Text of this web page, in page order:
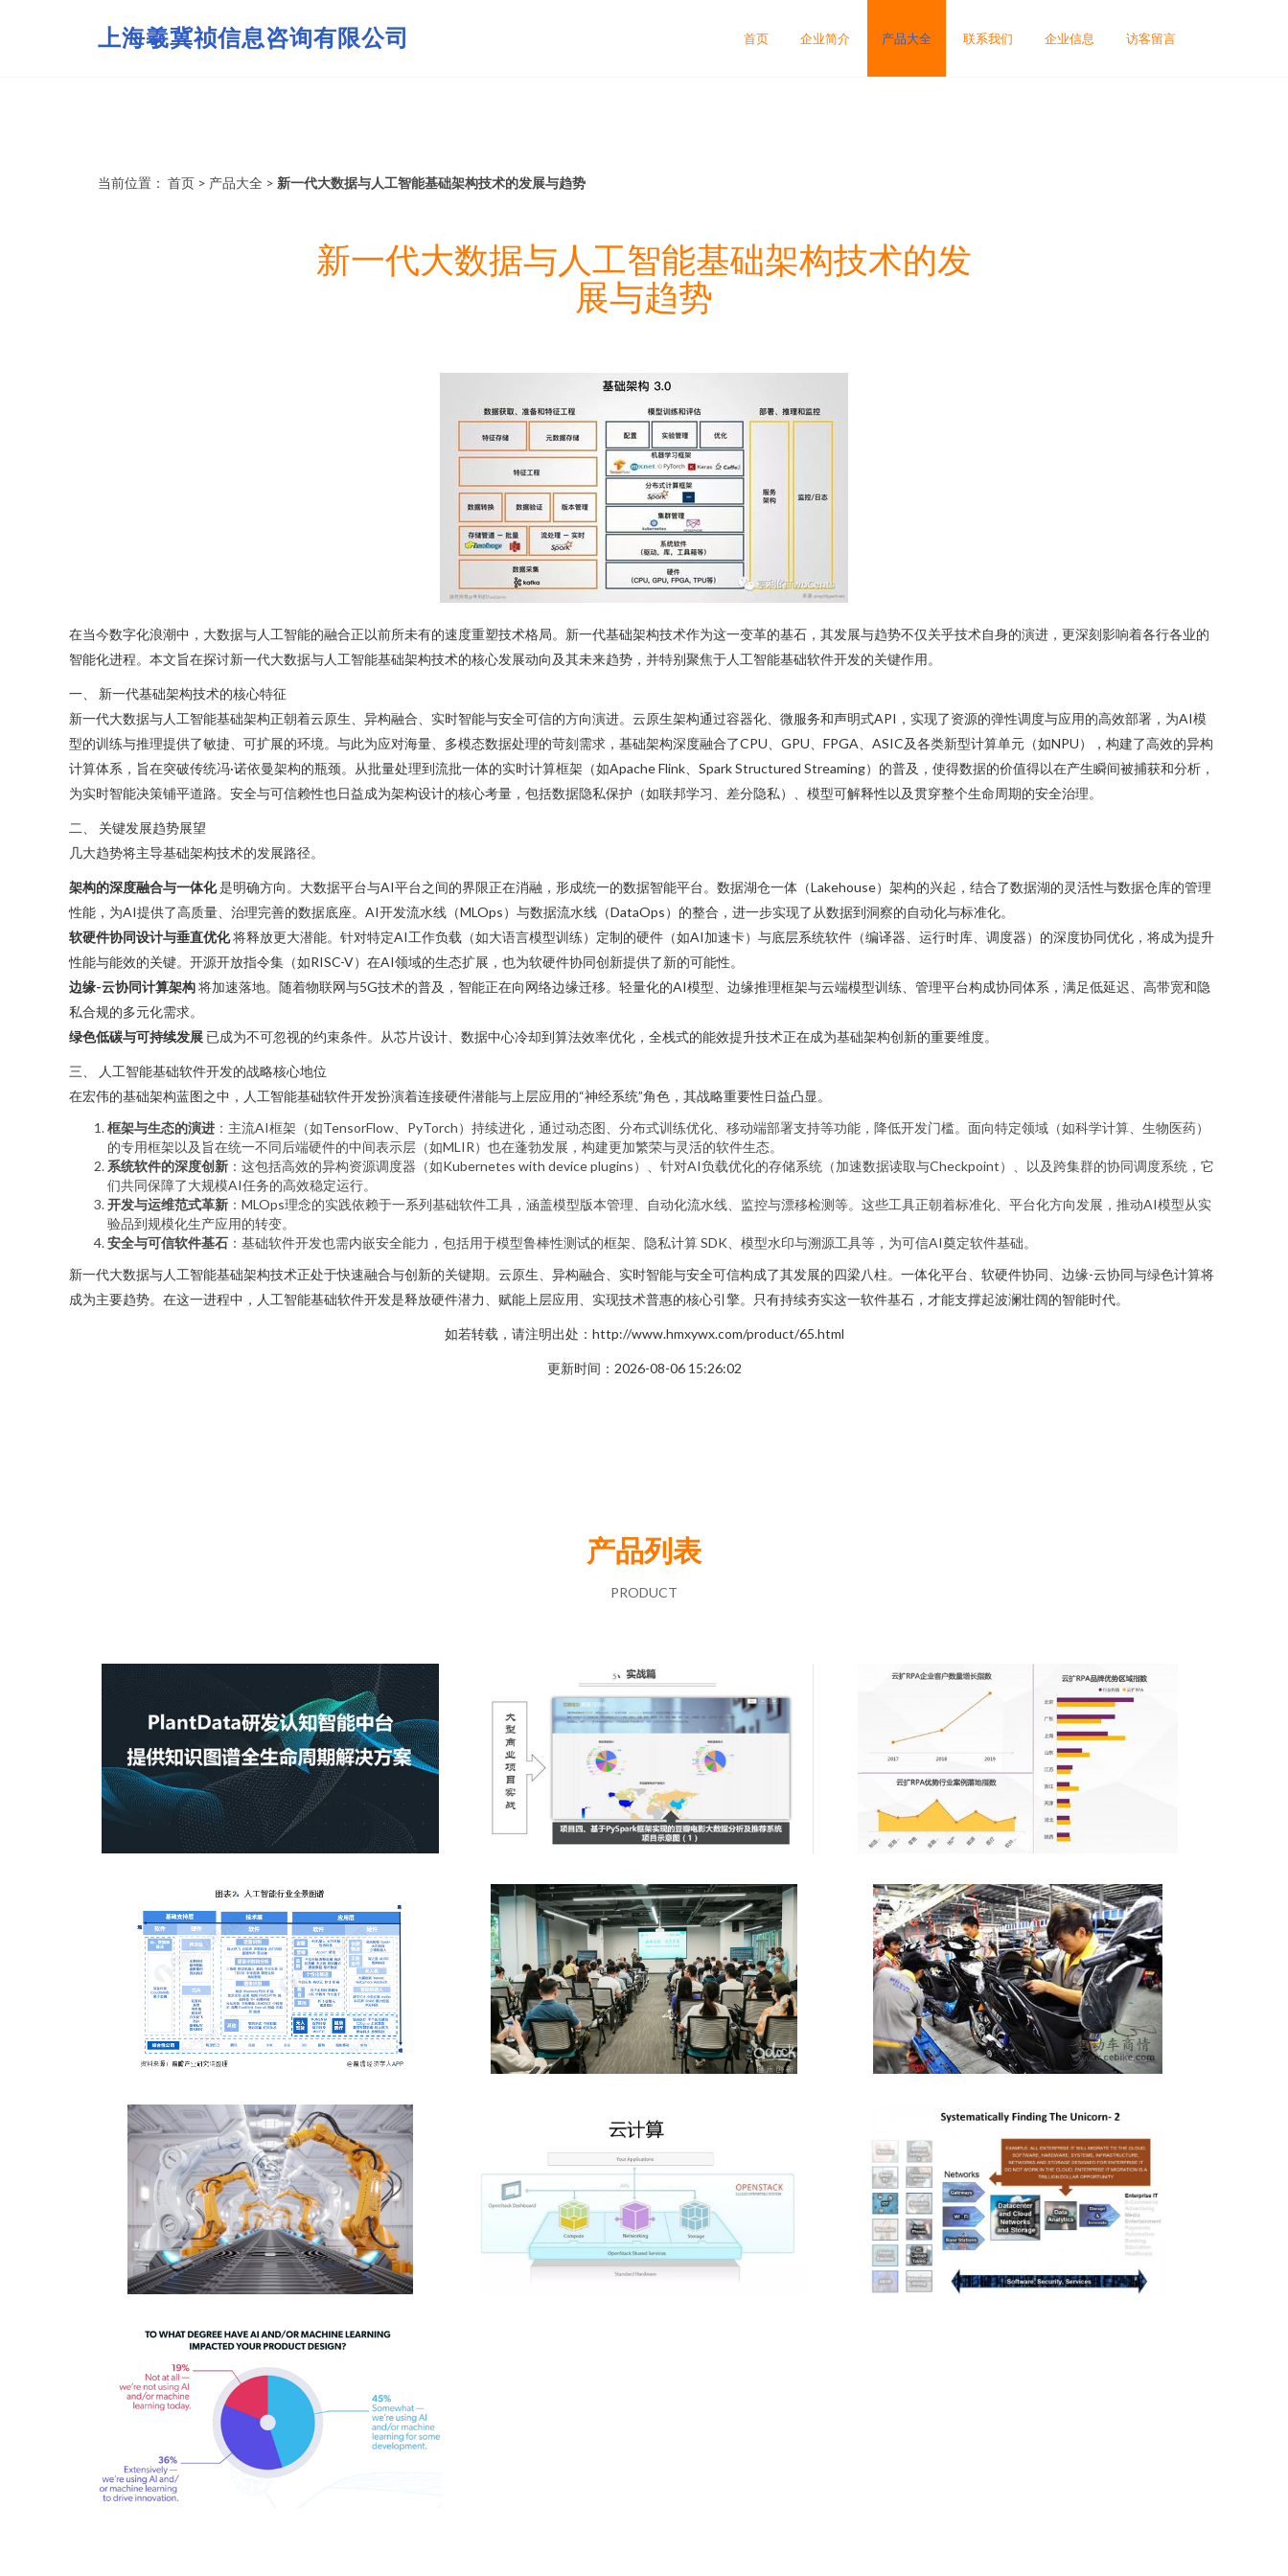
上海羲冀祯信息咨询有限公司 首页 企业简介 产品大全 联系我们 企业信息 访客留言
当前位置： 首页 > 产品大全 > 新一代大数据与人工智能基础架构技术的发展与趋势
新一代大数据与人工智能基础架构技术的发
展与趋势
在当今数字化浪潮中，大数据与人工智能的融合正以前所未有的速度重塑技术格局。新一代基础架构技术作为这一变革的基石，其发展与趋势不仅关乎技术自身的演进，更深刻影响着各行各业的
智能化进程。本文旨在探讨新一代大数据与人工智能基础架构技术的核心发展动向及其未来趋势，并特别聚焦于人工智能基础软件开发的关键作用。
一、 新一代基础架构技术的核心特征
新一代大数据与人工智能基础架构正朝着云原生、异构融合、实时智能与安全可信的方向演进。云原生架构通过容器化、微服务和声明式API，实现了资源的弹性调度与应用的高效部署，为AI模
型的训练与推理提供了敏捷、可扩展的环境。与此为应对海量、多模态数据处理的苛刻需求，基础架构深度融合了CPU、GPU、FPGA、ASIC及各类新型计算单元（如NPU），构建了高效的异构
计算体系，旨在突破传统冯·诺依曼架构的瓶颈。从批量处理到流批一体的实时计算框架（如Apache Flink、Spark Structured Streaming）的普及，使得数据的价值得以在产生瞬间被捕获和分析，
为实时智能决策铺平道路。安全与可信赖性也日益成为架构设计的核心考量，包括数据隐私保护（如联邦学习、差分隐私）、模型可解释性以及贯穿整个生命周期的安全治理。
二、 关键发展趋势展望
几大趋势将主导基础架构技术的发展路径。
架构的深度融合与一体化是明确方向。大数据平台与AI平台之间的界限正在消融，形成统一的数据智能平台。数据湖仓一体（Lakehouse）架构的兴起，结合了数据湖的灵活性与数据仓库的管理
性能，为AI提供了高质量、治理完善的数据底座。AI开发流水线（MLOps）与数据流水线（DataOps）的整合，进一步实现了从数据到洞察的自动化与标准化。
软硬件协同设计与垂直优化将释放更大潜能。针对特定AI工作负载（如大语言模型训练）定制的硬件（如AI加速卡）与底层系统软件（编译器、运行时库、调度器）的深度协同优化，将成为提升
性能与能效的关键。开源开放指令集（如RISC-V）在AI领域的生态扩展，也为软硬件协同创新提供了新的可能性。
边缘-云协同计算架构将加速落地。随着物联网与5G技术的普及，智能正在向网络边缘迁移。轻量化的AI模型、边缘推理框架与云端模型训练、管理平台构成协同体系，满足低延迟、高带宽和隐
私合规的多元化需求。
绿色低碳与可持续发展 已成为不可忽视的约束条件。从芯片设计、数据中心冷却到算法效率优化，全栈式的能效提升技术正在成为基础架构创新的重要维度。
三、 人工智能基础软件开发的战略核心地位
在宏伟的基础架构蓝图之中，人工智能基础软件开发扮演着连接硬件潜能与上层应用的“神经系统”角色，其战略重要性日益凸显。
框架与生态的演进 ：主流AI框架（如TensorFlow、PyTorch）持续进化，通过动态图、分布式训练优化、移动端部署支持等功能，降低开发门槛。面向特定领域（如科学计算、生物医药）
的专用框架以及旨在统一不同后端硬件的中间表示层（如MLIR）也在蓬勃发展，构建更加繁荣与灵活的软件生态。
系统软件的深度创新 ：这包括高效的异构资源调度器（如Kubernetes with device plugins）、针对AI负载优化的存储系统（加速数据读取与Checkpoint）、以及跨集群的协同调度系统，它
们共同保障了大规模AI任务的高效稳定运行。
开发与运维范式革新 ：MLOps理念的实践依赖于一系列基础软件工具，涵盖模型版本管理、自动化流水线、监控与漂移检测等。这些工具正朝着标准化、平台化方向发展，推动AI模型从实
验品到规模化生产应用的转变。
安全与可信软件基石 ：基础软件开发也需内嵌安全能力，包括用于模型鲁棒性测试的框架、隐私计算 SDK、模型水印与溯源工具等，为可信AI奠定软件基础。
新一代大数据与人工智能基础架构技术正处于快速融合与创新的关键期。云原生、异构融合、实时智能与安全可信构成了其发展的四梁八柱。一体化平台、软硬件协同、边缘-云协同与绿色计算将
成为主要趋势。在这一进程中，人工智能基础软件开发是释放硬件潜力、赋能上层应用、实现技术普惠的核心引擎。只有持续夯实这一软件基石，才能支撑起波澜壮阔的智能时代。
如若转载，请注明出处：http://www.hmxywx.com/product/65.html
更新时间：2026-08-06 15:26:02
产品列表
PRODUCT